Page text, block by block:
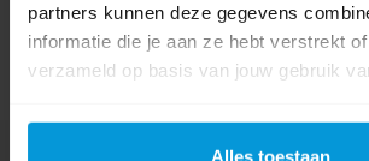
partners kunnen deze gegevens
informatie die je aan ze hebt verstrekt
verzameld op basis van jouw gebruik
Alles toestaan